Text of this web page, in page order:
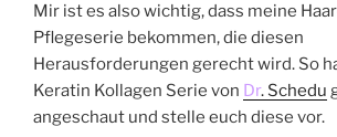
Mir ist es also wichtig, dass meine
Pflegeserie bekommen, die diesen
Herausforderungen gerecht wird. So
Keratin Kollagen Serie von Dr. Schedu
angeschaut und stelle euch diese vor.